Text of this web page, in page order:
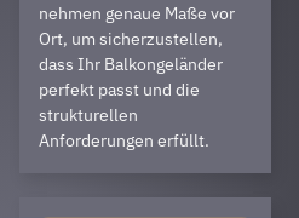
nehmen genaue Maße vor
Ort, um sicherzustellen,
dass Ihr Balkongeländer
perfekt passt und die
strukturellen
Anforderungen erfüllt.